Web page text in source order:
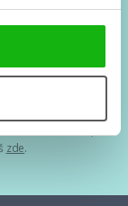
údajů
zde.